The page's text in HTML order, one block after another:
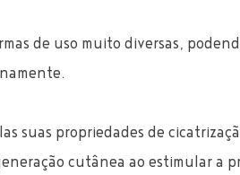
de uso muito diversas,
suas propriedades de
cutânea ao estimular a